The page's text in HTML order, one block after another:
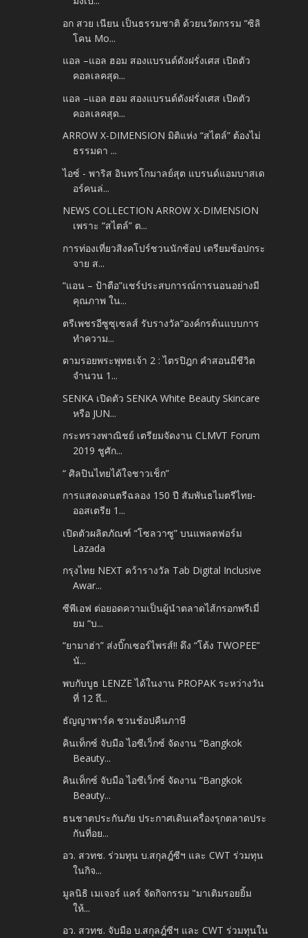
อก สวย เนียน เป็นธรรมชาติ ด้วยนวัตกรรม “ซิลิ
โคน Mo...
แอล –แอล ฮอม สองแบรนด์ดังฝรั่งเศส เปิดตัว
คอลเลคสุด...
แอล –แอล ฮอม สองแบรนด์ดังฝรั่งเศส เปิดตัว
คอลเลคสุด...
ARROW X-DIMENSION มิติแห่ง “สไตล์” ต้องไม่
ธรรมดา ...
ไอซ์ - พาริส อินทรโกมาลย์สุต แบรนด์แอมบาสเด
อร์คนล่...
NEWS COLLECTION ARROW X-DIMENSION
เพราะ “สไตล์” ต...
การท่องเที่ยวสิงคโปร์ชวนนักช้อป เตรียมช้อปกระ
จาย ส...
“แอน – ป้าตือ”แชร์ประสบการณ์การนอนอย่างมี
คุณภาพ ใน...
ตรีเพชรอีซูซุเซลส์ รับรางวัล“องค์กรต้นแบบการ
ทำความ...
ตามรอยพระพุทธเจ้า 2 : ไตรปิฎก คำสอนมีชีวิต
จำนวน 1...
SENKA เปิดตัว SENKA White Beauty Skincare
หรือ JUN...
กระทรวงพาณิชย์ เตรียมจัดงาน CLMVT Forum
2019 ชูศัก...
“ ศิลปินไทยได้ใจชาวเช็ก”
การแสดงดนตรีฉลอง 150 ปี สัมพันธไมตรีไทย-
ออสเตรีย 1...
เปิดตัวผลิตภัณฑ์ “โซลวาซู” บนแพลตฟอร์ม
Lazada
กรุงไทย NEXT คว้ารางวัล Tab Digital Inclusive
Awar...
ซีพีเอฟ ต่อยอดความเป็นผู้นำตลาดไส้กรอกพรีเมี่
ยม “บ...
“ยามาฮ่า” ส่งบิ๊กเซอร์ไพรส์!! ดึง “โต้ง TWOPEE”
นั...
พบกับบูธ LENZE ได้ในงาน PROPAK ระหว่างวัน
ที่ 12 ถึ...
ธัญญาพาร์ค ชวนช้อปคืนภาษี
คินเท็กซ์ จับมือ ไอซีเว็กซ์ จัดงาน “Bangkok
Beauty...
คินเท็กซ์ จับมือ ไอซีเว็กซ์ จัดงาน “Bangkok
Beauty...
ธนชาตประกันภัย ประกาศเดินเครื่องรุกตลาดประ
กันที่อย...
อว. สวทช. ร่วมทุน บ.สกุลฎ์ซีฯ และ CWT ร่วมทุน
ในกิจ...
มูลนิธิ เมเจอร์ แคร์ จัดกิจกรรม "มาเติมรอยยิ้ม
ให้...
อว. สวทช. จับมือ บ.สกุลฎ์ซีฯ และ CWT ร่วมทุนใน